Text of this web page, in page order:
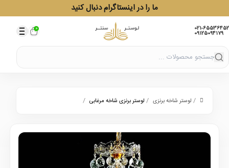
ما را در اینستاگرام دنبال کنید
021-65536452
09125094179
0
/ لوستر شاخه برنزی / لوستر برنزی شاخه مرغابی /